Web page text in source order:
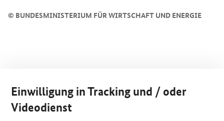
© BUNDESMINISTERIUM FÜR WIRTSCHAFT UND ENERGIE
Einwilligung in Tracking und / oder
Videodienst